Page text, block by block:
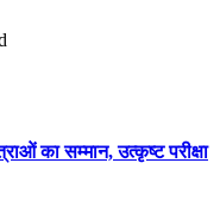
का सम्मान, उत्कृष्ट परीक्षा